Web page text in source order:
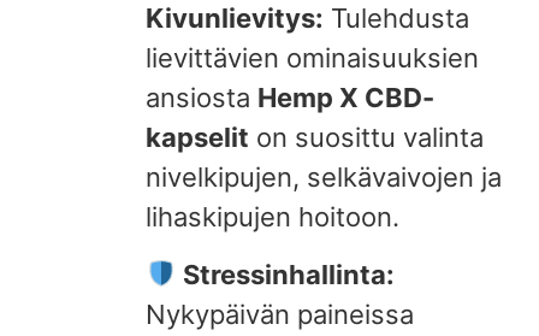
Kivunlievitys: Tulehdusta
lievittävien ominaisuuksien
ansiosta Hemp X CBD-
kapselit on suosittu valinta
nivelkipujen, selkävaivojen ja
lihaskipujen hoitoon.
Stressinhallinta:
Nykypäivän paineissa